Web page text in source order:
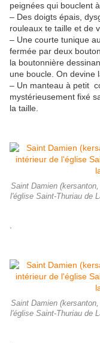
peignées qui bouclent
– Des doigts épais,
rouleaux te taille et de
– Une courte tunique
fermée par deux
la boutonnière
une boucle. On devine
– Un manteau à petit
mystérieusement fixé
la taille.
Saint Damien
l'église Saint-Thuriau de
Saint Damien
l'église Saint-Thuriau de